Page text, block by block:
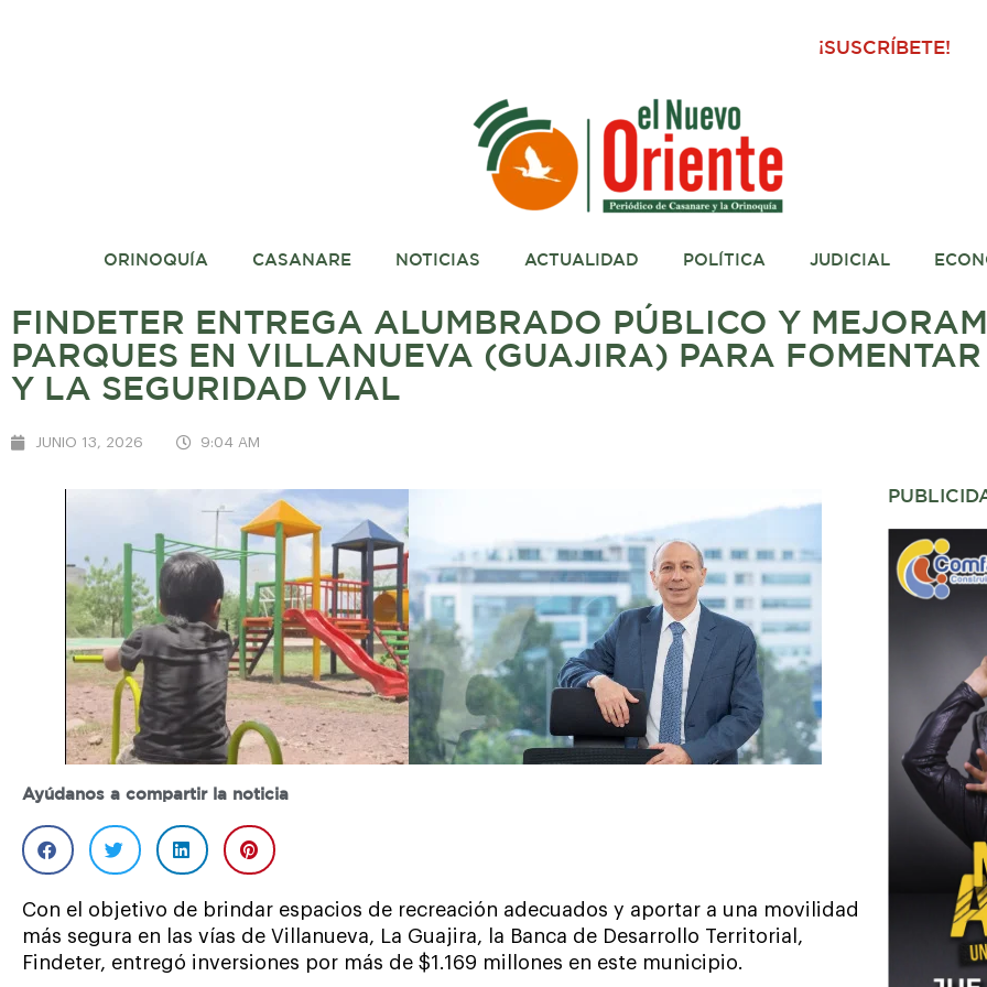
¡SUSCRÍBETE!
ORINOQUÍA CASANARE NOTICIAS ACTUALIDAD POLÍTICA JUDICIAL
FINDETER ENTREGA ALUMBRADO PÚBLICO Y
PARQUES EN VILLANUEVA (GUAJIRA) PARA
Y LA SEGURIDAD VIAL
JUNIO 13, 2026 9:04 AM
Ayúdanos a compartir la noticia
Con el objetivo de brindar espacios de recreación adecuados y aportar a una movilidad
más segura en las vías de Villanueva, La Guajira, la Banca de Desarrollo Territorial,
Findeter, entregó inversiones por más de $1.169 millones en este municipio.